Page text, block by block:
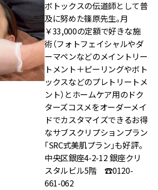
ボトックスの伝道師として普
及に努めた篠原先生。月
￥33,000の定額で好きな施
術（フォトフェイシャルやダ
ーマペンなどのメイントリー
トメント＋ピーリングやボト
ックスなどのプレトリートメ
ント）とホームケア用のドク
ターズコスメをオーダーメイ
ドでカスタマイズできるお得
なサブスクリプションプラン
「SRC式美肌プラン」も好評。
中央区銀座4-2-12 銀座クリ
スタルビル5階 ☎0120-
661-062